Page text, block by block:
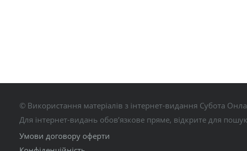
© Використання матеріалів з інтернет-видання Субота
Для інтернет-видань обов’язкове пряме, відкрите для
Умови договору оферти